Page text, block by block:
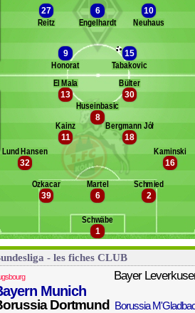
Machino
Mohya
Banc des remplaçantsFC Cologne
Waldschmidt
Castro-Montes
Krauß
Sebulonsen
Gazibegovic
27
Reitz
6
Engelhardt
10
Neuhaus
9
Honorat
15
Tabakovic
1
Schwäbe
2
Schmied
6
Martel
39
Özkacar
16
Kaminski
32
Lund Hansen
18
Bergmann Jóhannesson
11
Kainz
8
Huseinbasic
30
Bülter
13
El Mala
- les fiches CLUB
Bayer
Munich
Dortmund Borussia